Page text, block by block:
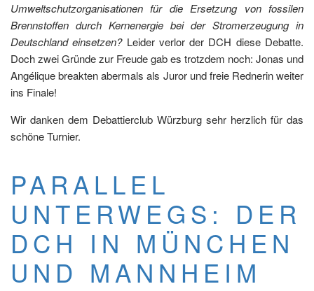
Umweltschutzorganisationen für die Ersetzung von fossilen
Brennstoffen durch Kernenergie bei der Stromerzeugung in
Deutschland einsetzen?Leider verlor der DCH diese Debatte.
Doch zwei Gründe zur Freude gab es trotzdem noch: Jonas und
Angélique breakten abermals als Juror und freie Rednerin weiter
ins Finale!
Wir danken dem Debattierclub Würzburg sehr herzlich für das
schöne Turnier.
PARALLEL
UNTERWEGS: DER
DCH IN MÜNCHEN
UND MANNHEIM